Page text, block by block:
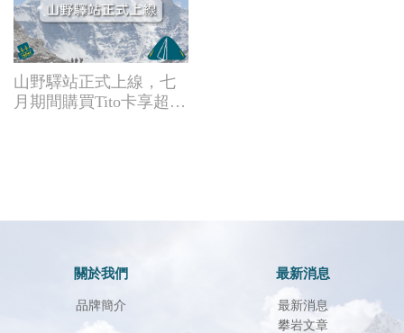
山野驛站正式上線，七
月期間購買Tito卡享超值
關於我們
品牌簡介
最新消息
最新消息
攀岩文章